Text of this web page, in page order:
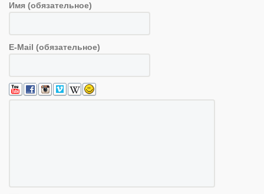
Имя (обязательное)
E-Mail (обязательное)